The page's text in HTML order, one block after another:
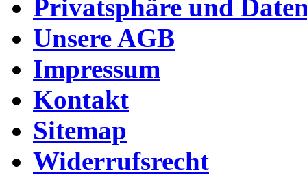
Privatsphäre und
Unsere AGB
Impressum
Kontakt
Sitemap
Widerrufsrecht